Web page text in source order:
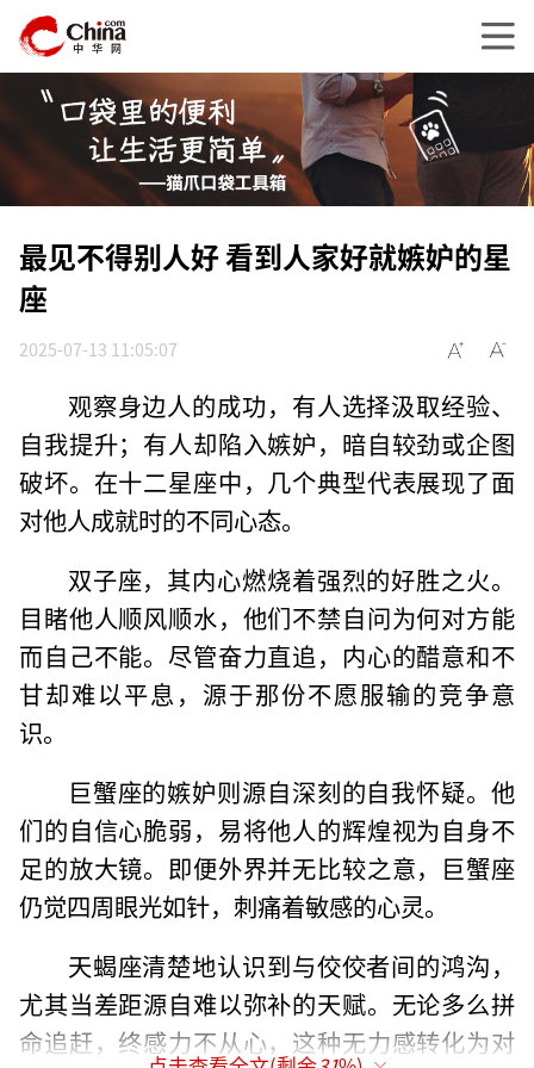
最见不得别人好 看到人家好就嫉妒的星
座
2025-07-13 11:05:07
观察身边人的成功，有人选择汲取经验、
自我提升；有人却陷入嫉妒，暗自较劲或企图
破坏。在十二星座中，几个典型代表展现了面
对他人成就时的不同心态。
双子座，其内心燃烧着强烈的好胜之火。
目睹他人顺风顺水，他们不禁自问为何对方能
而自己不能。尽管奋力直追，内心的醋意和不
甘却难以平息，源于那份不愿服输的竞争意
识。
巨蟹座的嫉妒则源自深刻的自我怀疑。他
们的自信心脆弱，易将他人的辉煌视为自身不
足的放大镜。即便外界并无比较之意，巨蟹座
仍觉四周眼光如针，刺痛着敏感的心灵。
天蝎座清楚地认识到与佼佼者间的鸿沟，
尤其当差距源自难以弥补的天赋。无论多么拼
命追赶，终感力不从心，这种无力感转化为对